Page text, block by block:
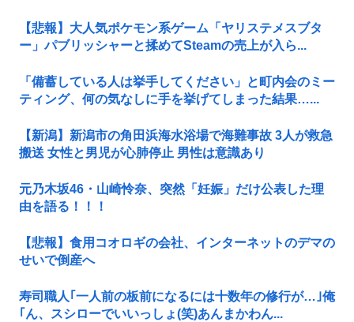
【悲報】大人気ポケモン系ゲーム「ヤリステメスブタ
ー」パブリッシャーと揉めてSteamの売上が入ら...
「備蓄している人は挙手してください」と町内会のミー
ティング、何の気なしに手を挙げてしまった結果…...
【新潟】新潟市の角田浜海水浴場で海難事故 3人が救急
搬送 女性と男児が心肺停止 男性は意識あり
元乃木坂46・山崎怜奈、突然「妊娠」だけ公表した理
由を語る！！！
【悲報】食用コオロギの会社、インターネットのデマの
せいで倒産へ
寿司職人｢一人前の板前になるには十数年の修行が…｣俺
｢ん、スシローでいいっしょ(笑)あんまかわん...